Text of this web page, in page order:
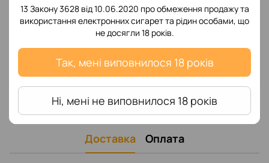
13 Закону 3628 від 10.06.2020 про обмеження продажу та
використання електронних сигарет та рідин особами, що
не досягли 18 років.
Так, мені виповнилося 18 років
Ні, мені не виповнилося 18 років
Додайте перший відгук
Написати відгук
Доставка Оплата